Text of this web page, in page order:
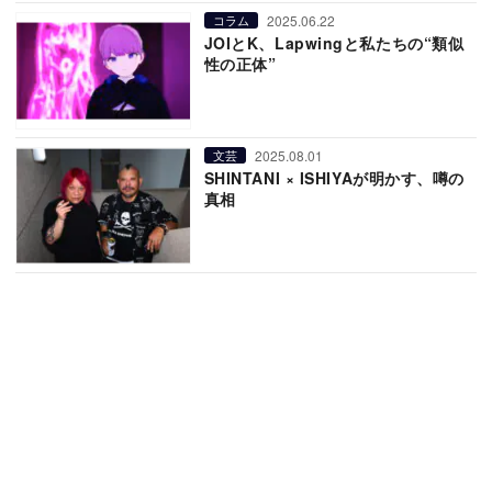
コラム 2025.06.22
JOIとK、Lapwingと私たちの“類似
性の正体”
文芸 2025.08.01
SHINTANI × ISHIYAが明かす、噂の
真相